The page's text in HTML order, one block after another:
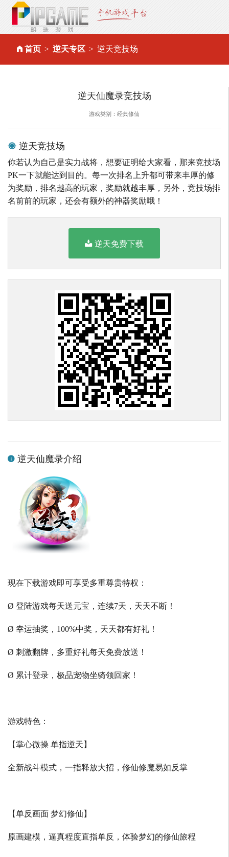
首页 逆天专区 逆天竞技场
逆天仙魔录竞技场
游戏类别：经典修仙
逆天竞技场
你若认为自己是实力战将，想要证明给大家看，那来竞技场
PK一下就能达到目的。每一次排名上升都可带来丰厚的修
为奖励，排名越高的玩家，奖励就越丰厚，另外，竞技场排
名前前的玩家，还会有额外的神器奖励哦！
逆天免费下载
逆天仙魔录介绍
现在下载游戏即可享受多重尊贵特权：
Ø 登陆游戏每天送元宝，连续7天，天天不断！
Ø 幸运抽奖，100%中奖，天天都有好礼！
Ø 刺激翻牌，多重好礼每天免费放送！
Ø 累计登录，极品宠物坐骑领回家！
游戏特色：
【掌心微操 单指逆天】
全新战斗模式，一指释放大招，修仙修魔易如反掌
【单反画面 梦幻修仙】
原画建模，逼真程度直指单反，体验梦幻的修仙旅程